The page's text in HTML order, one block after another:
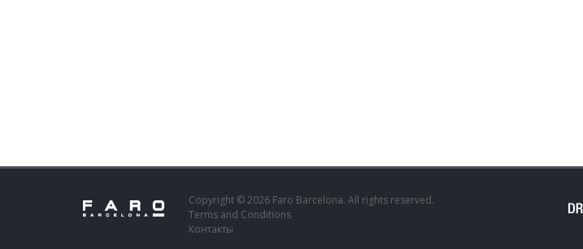
Copyright © 2026 Faro Barcelona. All rights reserved.
Terms and Conditions
Контакты